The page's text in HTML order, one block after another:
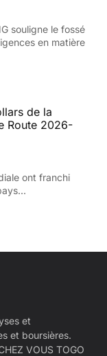
souligne le fossé
en matière
de la
Route 2026-
ont franchi
et
et boursières.
VOUS TOGO